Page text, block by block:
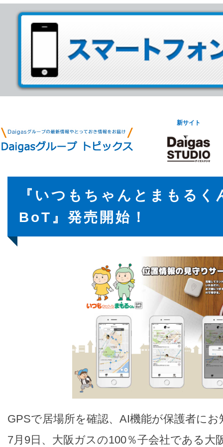
新サイト
『いつもちゃんとまもるく
BoT』発売開始！
GPSで居場所を確認、AI機能が保護者に
7月9日、大阪ガスの100％子会社である大